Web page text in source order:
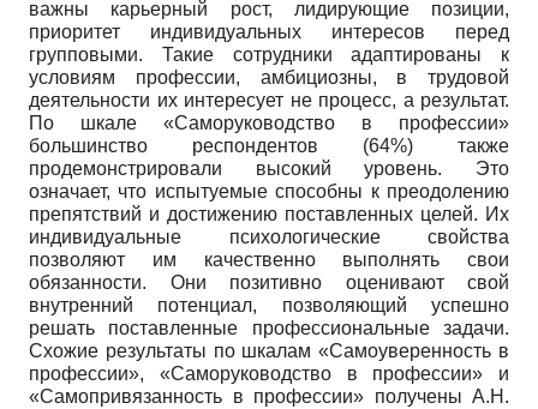
важны карьерный рост, лидирующие позиции,
приоритет индивидуальных интересов перед
групповыми. Такие сотрудники адаптированы к
условиям профессии, амбициозны, в трудовой
деятельности их интересует не процесс, а результат.
По шкале «Саморуководство в профессии»
большинство респондентов (64%) также
продемонстрировали высокий уровень. Это
означает, что испытуемые способны к преодолению
препятствий и достижению поставленных целей. Их
индивидуальные психологические свойства
позволяют им качественно выполнять свои
обязанности. Они позитивно оценивают свой
внутренний потенциал, позволяющий успешно
решать поставленные профессиональные задачи.
Схожие результаты по шкалам «Самоуверенность в
профессии», «Саморуководство в профессии» и
«Самопривязанность в профессии» получены А.Н.